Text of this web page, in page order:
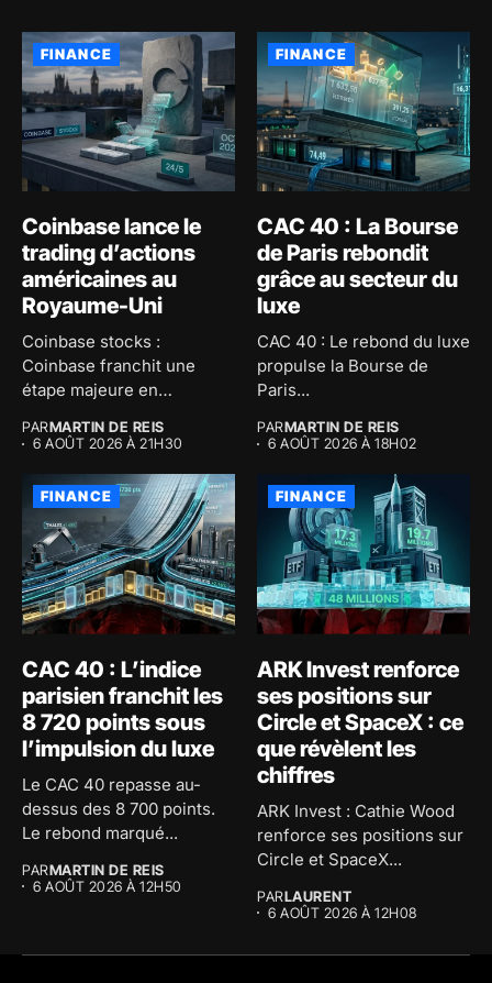
FINANCE
Coinbase lance le
trading d’actions
américaines au
Royaume-Uni
Coinbase stocks :
Coinbase franchit une
étape majeure en
PARMARTIN DE REIS
6 AOÛT 2026 À 21H30
FINANCE
CAC 40 : La Bourse
de Paris rebondit
grâce au secteur du
luxe
CAC 40 : Le rebond du luxe
propulse la Bourse de
Paris...
PARMARTIN DE REIS
6 AOÛT 2026 À 18H02
FINANCE
CAC 40 : L’indice
parisien franchit les
8 720 points sous
l’impulsion du luxe
Le CAC 40 repasse au-
dessus des 8 700 points.
Le rebond marqué...
PARMARTIN DE REIS
6 AOÛT 2026 À 12H50
FINANCE
ARK Invest renforce
ses positions sur
Circle et SpaceX : ce
que révèlent les
chiffres
ARK Invest : Cathie Wood
renforce ses positions sur
Circle et SpaceX...
PARLAURENT
6 AOÛT 2026 À 12H08